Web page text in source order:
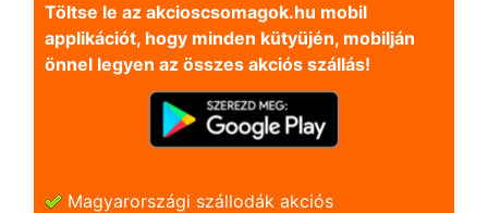
Töltse le az akcioscsomagok.hu mobil
applikációt, hogy minden kütyüjén, mobilján
önnel legyen az összes akciós szállás!
Magyarországi szállodák akciós